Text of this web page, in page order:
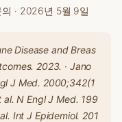
· 2026년 5월 9일
Disease and Breas
2023. · Jano
J Med. 2000;342(1
al.N Engl J Med. 199
Int J Epidemiol. 201